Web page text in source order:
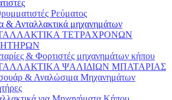
Ρεύματος
& Ανταλλακτικά μηχανημάτων
ΤΕΤΡΑΧΡΟΝΩΝ
& Φορτιστές μηχανημάτων κήπου
ΨΑΛΙΔΙΩΝ ΜΠΑΤΑΡΙAΣ
& Αναλώσιμα Μηχανημάτων